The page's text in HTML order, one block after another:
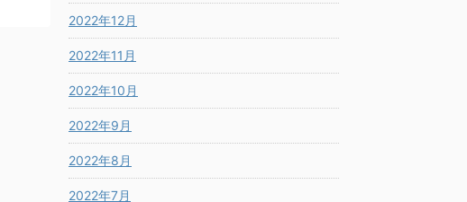
2022年12月
2022年11月
2022年10月
2022年9月
2022年8月
2022年7月